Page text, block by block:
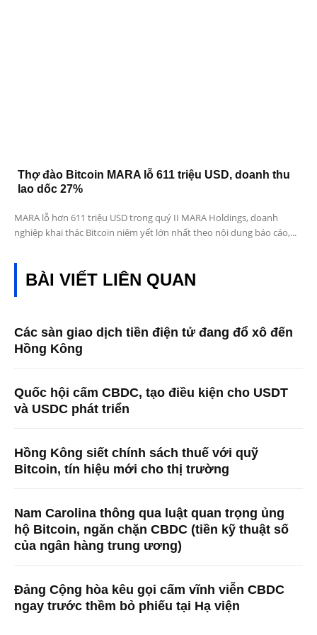
Thợ đào Bitcoin MARA lỗ 611 triệu USD, doanh thu
lao dốc 27%
MARA lỗ hơn 611 triệu USD trong quý II MARA Holdings, doanh
nghiệp khai thác Bitcoin niêm yết lớn nhất theo nội dung báo cáo,...
BÀI VIẾT LIÊN QUAN
Các sàn giao dịch tiền điện tử đang đổ xô đến
Hồng Kông
Quốc hội cấm CBDC, tạo điều kiện cho USDT
và USDC phát triển
Hồng Kông siết chính sách thuế với quỹ
Bitcoin, tín hiệu mới cho thị trường
Nam Carolina thông qua luật quan trọng ủng
hộ Bitcoin, ngăn chặn CBDC (tiền kỹ thuật số
của ngân hàng trung ương)
Đảng Cộng hòa kêu gọi cấm vĩnh viễn CBDC
ngay trước thềm bỏ phiếu tại Hạ viện